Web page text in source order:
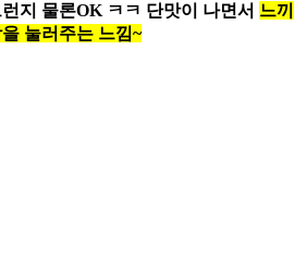
지 물론OK ㅋㅋ 단맛이 나면서 느끼
눌러주는 느낌~